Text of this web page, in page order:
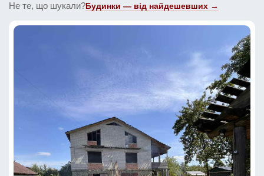
Не те, що шукали?Будинки — від найдешевших →